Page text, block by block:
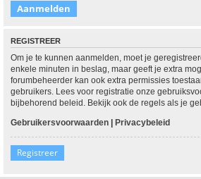
REGISTREER
Om je te kunnen aanmelden, moet je
enkele minuten in beslag, maar geeft je extra
forumbeheerder kan ook extra permissies
gebruikers. Lees voor registratie onze
bijbehorend beleid. Bekijk ook de regels als je
Gebruikersvoorwaarden | Privacybeleid
Registreer